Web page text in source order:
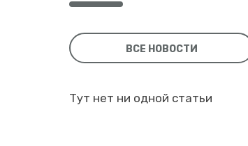
ВСЕ НОВОСТИ
Тут нет ни одной статьи